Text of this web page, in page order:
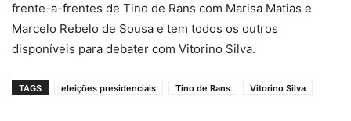
frente-a-frentes de Tino de Rans com Marisa Matias e
Marcelo Rebelo de Sousa e tem todos os outros
disponíveis para debater com Vitorino Silva.
TAGS eleições presidenciais Tino de Rans Vitorino Silva